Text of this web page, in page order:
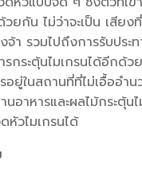
ยกัน ไม่ว่าจะเป็น เสียง
า รวมไปถึงการรับประ
กระตุ้นไมเกรนได้อีกด้ว
อยู่ในสถานที่ที่ไม่เอื้ออำ
นอาหารและผลไม้กระตุ้น
หัวไมเกรนได้